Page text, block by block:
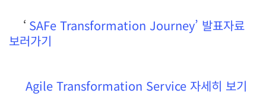
‘ SAFe Transformation Journey’ 발표자료
보러가기
Agile Transformation Service 자세히 보기